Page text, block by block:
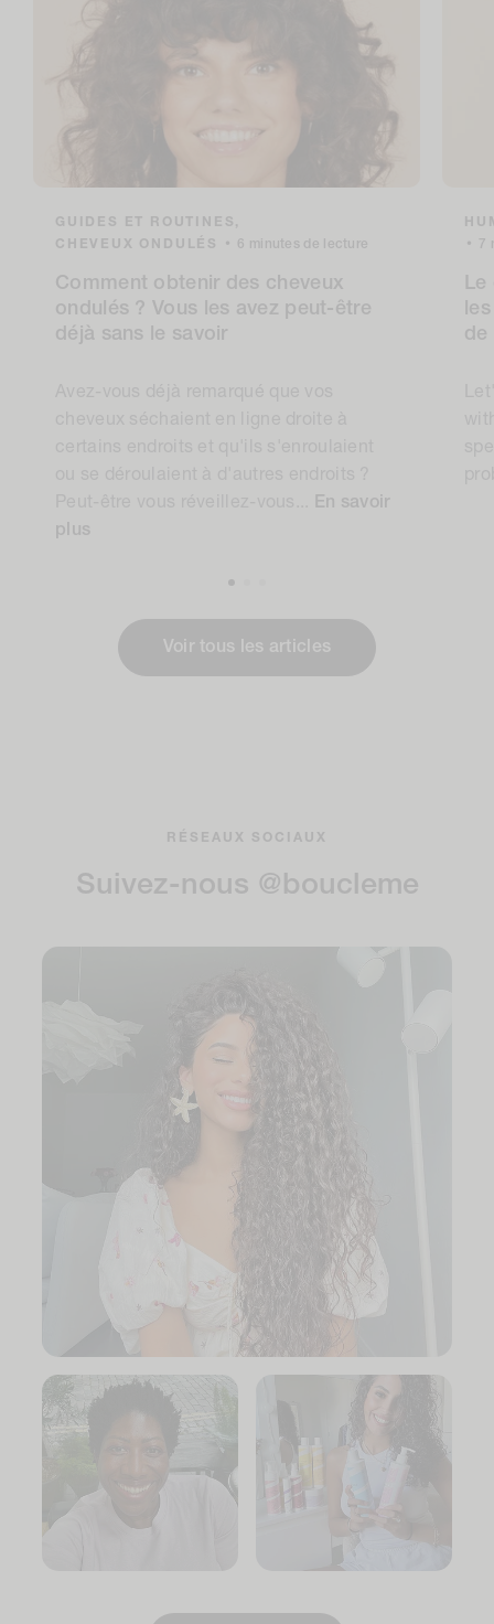
GUIDES ET ROUTINES,
CHEVEUX ONDULÉS
• 6 minutes de lecture
Comment obtenir des cheveux
ondulés ? Vous les avez peut-être
déjà sans le savoir
En savoir
plus
• 7
Le
de
Voir tous les articles
RÉSEAUX SOCIAUX
Suivez-nous @boucleme